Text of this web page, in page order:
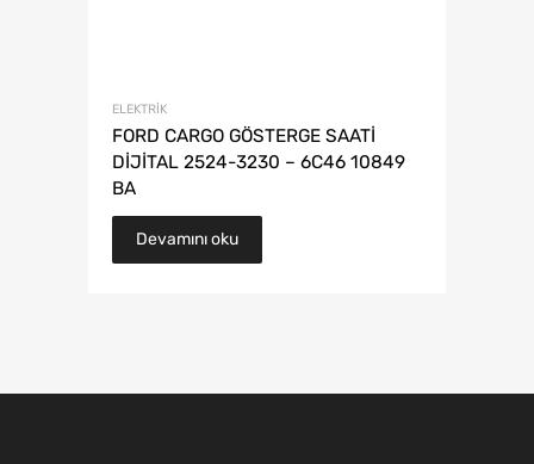
ELEKTRIK
FORD CARGO GÖSTERGE SAATİ
DİJİTAL 2524-3230 – 6C46 10849
BA
Devamını oku